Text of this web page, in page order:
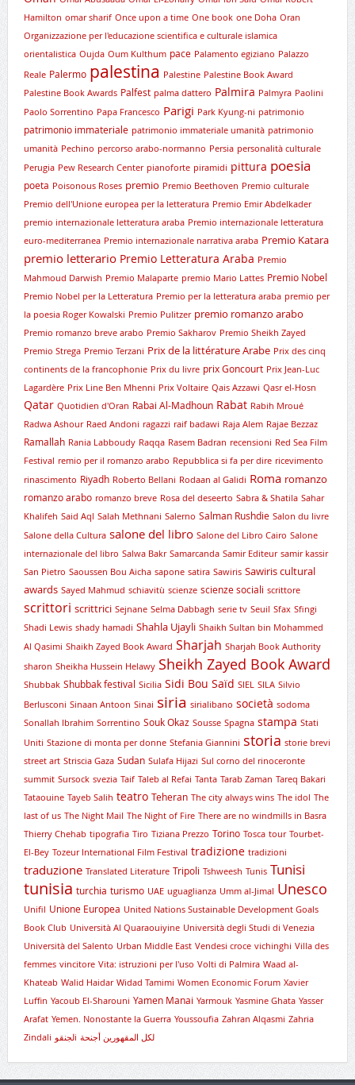
Hamilton omar sharif Once upon a time One book one Doha Oran
Organizzazione per l'educazione scientifica e culturale islamica
orientalistica Oujda Oum Kulthum pace Palamento egiziano Palazzo
Reale Palermo palestina Palestine Palestine Book Award
Palestine Book Awards Palfest palma dattero Palmira Palmyra Paolini
Paolo Sorrentino Papa Francesco Parigi Park Kyung-ni patrimonio
patrimonio immateriale patrimonio immateriale umanità patrimonio
umanità Pechino percorso arabo-normanno Persia personalità culturale
Perugia Pew Research Center pianoforte piramidi pittura poesia
poeta Poisonous Roses premio Premio Beethoven Premio culturale
Premio dell'Unione europea per la letteratura Premio Emir Abdelkader
premio internazionale letteratura araba Premio internazionale letteratura
euro-mediterranea Premio internazionale narrativa araba Premio Katara
premio letterario Premio Letteratura Araba Premio
Mahmoud Darwish Premio Malaparte premio Mario Lattes Premio Nobel
Premio Nobel per la Letteratura Premio per la letteratura araba premio per
la poesia Roger Kowalski Premio Pulitzer premio romanzo arabo
Premio romanzo breve arabo Premio Sakharov Premio Sheikh Zayed
Premio Strega Premio Terzani Prix de la littérature Arabe Prix des cinq
continents de la francophonie Prix du livre prix Goncourt Prix Jean-Luc
Lagardère Prix Line Ben Mhenni Prix Voltaire Qais Azzawi Qasr el-Hosn
Qatar Quotidien d'Oran Rabai Al-Madhoun Rabat Rabih Mroué
Radwa Ashour Raed Andoni ragazzi raif badawi Raja Alem Rajae Bezzaz
Ramallah Rania Labboudy Raqqa Rasem Badran recensioni Red Sea Film
Festival remio per il romanzo arabo Repubblica si fa per dire ricevimento
rinascimento Riyadh Roberto Bellani Rodaan al Galidi Roma romanzo
romanzo arabo romanzo breve Rosa del deseerto Sabra & Shatila Sahar
Khalifeh Said Aql Salah Methnani Salerno Salman Rushdie Salon du livre
Salone della Cultura salone del libro Salone del Libro Cairo Salone
internazionale del libro Salwa Bakr Samarcanda Samir Editeur samir kassir
San Pietro Saoussen Bou Aicha sapone satira Sawiris Sawiris cultural
awards Sayed Mahmud schiavitù scienze scienze sociali scrittore
scrittori scrittrici Sejnane Selma Dabbagh serie tv Seuil Sfax Sfingi
Shadi Lewis shady hamadi Shahla Ujayli Shaikh Sultan bin Mohammed
Al Qasimi Shaikh Zayed Book Award Sharjah Sharjah Book Authority
sharon Sheikha Hussein Helawy Sheikh Zayed Book Award
Shubbak Shubbak festival Sicilia Sidi Bou Saïd SIEL SILA Silvio
Berlusconi Sinaan Antoon Sinai siria sirialibano società sodoma
Sonallah Ibrahim Sorrentino Souk Okaz Sousse Spagna stampa Stati
Uniti Stazione di monta per donne Stefania Giannini storia storie brevi
street art Striscia Gaza Sudan Sulafa Hijazi Sul corno del rinoceronte
summit Sursock svezia Taif Taleb al Refai Tanta Tarab Zaman Tareq Bakari
Tataouine Tayeb Salih teatro Teheran The city always wins The idol The
last of us The Night Mail The Night of Fire There are no windmills in Basra
Thierry Chehab tipografia Tiro Tiziana Prezzo Torino Tosca tour Tourbet-
El-Bey Tozeur International Film Festival tradizione tradizioni
traduzione Translated Literature Tripoli Tshweesh Tunis Tunisi
tunisia turchia turismo UAE uguaglianza Umm al-Jimal Unesco
Unifil Unione Europea United Nations Sustainable Development Goals
Book Club Università Al Quaraouiyine Università degli Studi di Venezia
Università del Salento Urban Middle East Vendesi croce vichinghi Villa des
femmes vincitore Vita: istruzioni per l'uso Volti di Palmira Waad al-
Khateab Walid Haidar Widad Tamimi Women Economic Forum Xavier
Luffin Yacoub El-Sharouni Yamen Manai Yarmouk Yasmine Ghata Yasser
Arafat Yemen. Nonostante la Guerra Youssoufia Zahran Alqasmi Zahria
Zindali
لجنقوi لكل المقهورين أجنحة